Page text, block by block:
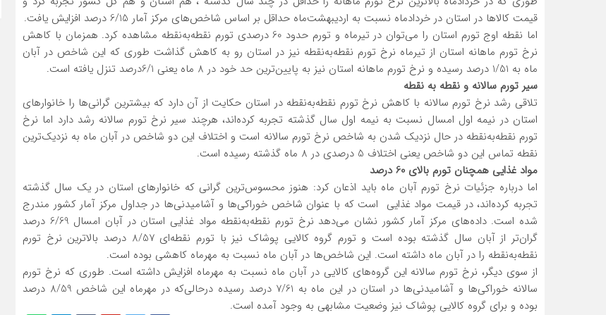
قیمت کالاها در استان در خردادماه نسبت به اردیبهشت‌ماه حداقل بر اساس شاخص‌های مرکز آمار 6/15 درصد افزایش یافت.
اما نقطه اوج تورم استان را می‌توان در تیرماه و تورم حدود 60 درصدی تورم نقطه‌به‌نقطه مشاهده کرد. همزمان با کاهش
نرخ تورم ماهانه استان از تیرماه نرخ تورم نقطه‌به‌نقطه نیز در استان رو به کاهش گذاشت طوری که این شاخص در آبان
ماه به 1/51 درصد رسیده و نرخ تورم ماهانه استان نیز به پایین‌ترین حد خود در 8 ماه یعنی 6/1درصد تنزل یافته است.
سیر تورم سالانه و نقطه به نقطه
تلاقی رشد نرخ تورم سالانه با کاهش نرخ تورم نقطه‌به‌نقطه در استان حکایت از آن دارد که بیشترین گرانی‌ها را خانوارهای
استان در نیمه اول امسال نسبت به نیمه اول سال گذشته تجربه کرده‌اند، هرچند سیر نرخ تورم سالانه رشد دارد اما نرخ
تورم نقطه‌به‌نقطه در حال نزدیک شدن به شاخص نرخ تورم سالانه است و اختلاف این دو شاخص در آبان ماه به نزدیک‌ترین
نقطه تماس این دو شاخص یعنی اختلاف 5 درصدی در 8 ماه گذشته رسیده است.
مواد غذایی همچنان تورم بالای 60 درصد
اما درباره جزئیات نرخ تورم آبان ماه باید اذعان کرد: هنوز محسوس‌ترین گرانی که خانوارهای استان در یک سال گذشته
تجربه کرده‌اند، در قیمت مواد غذایی است که با عنوان شاخص خوراکی‌ها و آشامیدنی‌ها در جداول مرکز آمار کشور مندرج
شده است. داده‌های مرکز آمار کشور نشان می‌دهد نرخ تورم نقطه‌به‌نقطه مواد غذایی استان در آبان امسال 6/69 درصد
گران‌تر از آبان سال گذشته بوده است و تورم گروه کالایی پوشاک نیز با تورم نقطه‌ای 8/57 درصد بالاترین نرخ تورم
نقطه‌به‌نقطه را در آبان ماه داشته است. این شاخص‌ها در آبان ماه نسبت به مهرماه کاهشی بوده است.
از سوی دیگر، نرخ تورم سالانه این گروه‌های کالایی در آبان ماه نسبت به مهرماه افزایش داشته است. طوری که نرخ تورم
سالانه خوراکی‌ها و آشامیدنی‌ها در استان در این ماه به 7/61 درصد رسیده درحالی‌که در مهرماه این شاخص 8/59 درصد
بوده و برای گروه کالایی پوشاک نیز وضعیت مشابهی به وجود آمده است.